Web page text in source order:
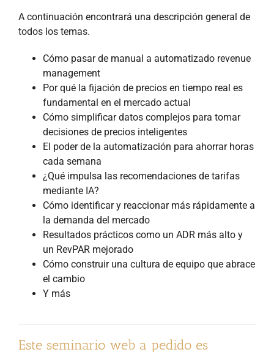
A continuación encontrará una descripción general de
todos los temas.
Cómo pasar de manual a automatizado revenue
management
Por qué la fijación de precios en tiempo real es
fundamental en el mercado actual
Cómo simplificar datos complejos para tomar
decisiones de precios inteligentes
El poder de la automatización para ahorrar horas
cada semana
¿Qué impulsa las recomendaciones de tarifas
mediante IA?
Cómo identificar y reaccionar más rápidamente a
la demanda del mercado
Resultados prácticos como un ADR más alto y
un RevPAR mejorado
Cómo construir una cultura de equipo que abrace
el cambio
Y más
Este seminario web a pedido es